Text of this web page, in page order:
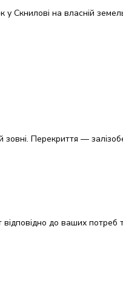
на власній
Перекриття —
до ваших потреб